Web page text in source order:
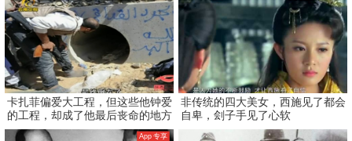
卡扎菲偏爱大工程，但这些他钟爱
的工程，却成了他最后丧命的地方
非传统的四大美女，西施见了都会
自卑，刽子手见了心软
App 专享